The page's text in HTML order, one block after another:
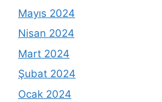
Mayıs 2024
Nisan 2024
Mart 2024
Şubat 2024
Ocak 2024